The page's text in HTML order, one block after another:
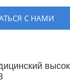
С НАМИ